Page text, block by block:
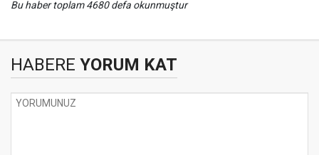
Bu haber toplam 4680 defa okunmuştur
HABERE YORUM KAT